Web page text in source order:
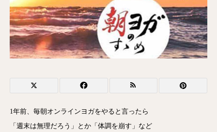
1年前、毎朝オンラインヨガをやると言ったら
「週末は無理だろう」とか「体調を崩す」など